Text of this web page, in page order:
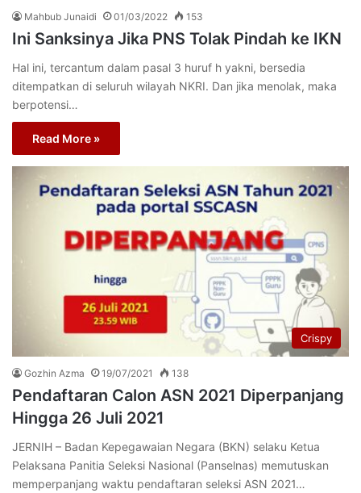
Mahbub Junaidi 01/03/2022 153
Ini Sanksinya Jika PNS Tolak Pindah ke IKN
Hal ini, tercantum dalam pasal 3 huruf h yakni, bersedia
ditempatkan di seluruh wilayah NKRI. Dan jika menolak, maka
berpotensi…
Read More »
Crispy
Gozhin Azma 19/07/2021 138
Pendaftaran Calon ASN 2021 Diperpanjang
Hingga 26 Juli 2021
JERNIH – Badan Kepegawaian Negara (BKN) selaku Ketua
Pelaksana Panitia Seleksi Nasional (Panselnas) memutuskan
memperpanjang waktu pendaftaran seleksi ASN 2021…